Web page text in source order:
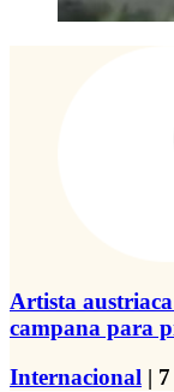
Artista austriaca
campana para
Internacional |